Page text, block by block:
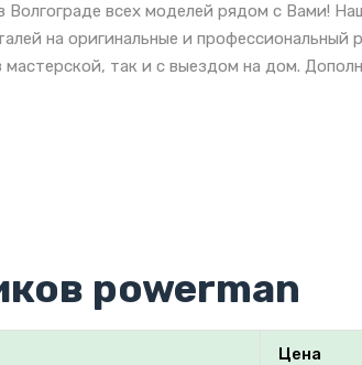
всех моделей рядом с Вами!
на оригинальные и профессиональный
так и с выездом на дом.
powerman
Цена